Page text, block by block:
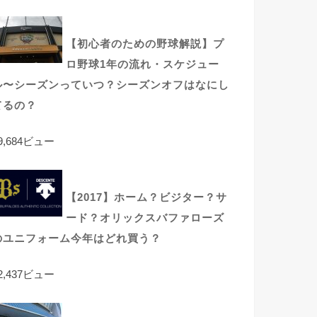
【初心者のための野球解説】プ
ロ野球1年の流れ・スケジュー
〜シーズンっていつ？シーズンオフはなにし
るの？
ビュー
【2017】ホーム？ビジター？サ
ード？オリックスバファローズ
ユニフォーム今年はどれ買う？
ビュー